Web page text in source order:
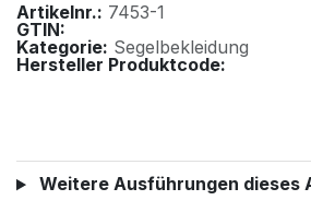
Artikelnr.: 7453-1
GTIN:
Kategorie: Segelbekleidung
Hersteller Produktcode:
Weitere Ausführungen dieses